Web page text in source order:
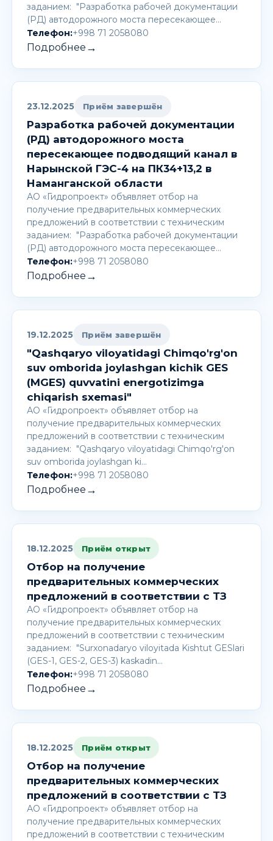
заданием: "Разработка рабочей документации
(РД) автодорожного моста пересекающее…
Телефон:+998 71 2058080
Подробнее →
23.12.2025 Приём завершён
Разработка рабочей документации
(РД) автодорожного моста
пересекающее подводящий канал в
Нарынской ГЭС-4 на ПК34+13,2 в
Наманганской области
АО «Гидропроект» объявляет отбор на
получение предварительных коммерческих
предложений в соответствии с техническим
заданием: "Разработка рабочей документации
(РД) автодорожного моста пересекающее…
Телефон:+998 71 2058080
Подробнее →
19.12.2025 Приём завершён
"Qashqaryo viloyatidagi Chimqo'rg'on
suv omborida joylashgan kichik GES
(MGES) quvvatini energotizimga
chiqarish sxemasi"
АО «Гидропроект» объявляет отбор на
получение предварительных коммерческих
предложений в соответствии с техническим
заданием: "Qashqaryo viloyatidagi Chimqo'rg'on
suv omborida joylashgan ki…
Телефон:+998 71 2058080
Подробнее →
18.12.2025 Приём открыт
Отбор на получение
предварительных коммерческих
предложений в соответствии с ТЗ
АО «Гидропроект» объявляет отбор на
получение предварительных коммерческих
предложений в соответствии с техническим
заданием: "Surxonadaryo viloyitada Kishtut GESlari
(GES-1, GES-2, GES-3) kaskadin…
Телефон:+998 71 2058080
Подробнее →
18.12.2025 Приём открыт
Отбор на получение
предварительных коммерческих
предложений в соответствии с ТЗ
АО «Гидропроект» объявляет отбор на
получение предварительных коммерческих
предложений в соответствии с техническим